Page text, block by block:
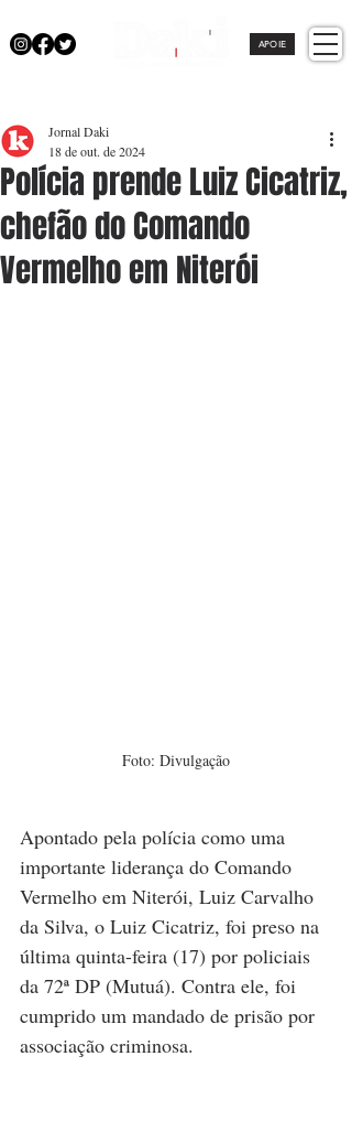
APOIE
Polícia prende Luiz Cicatriz,
chefão do Comando
Vermelho em Niterói
Jornal Daki
18 de out. de 2024
Foto: Divulgação
Apontado pela polícia como uma
importante liderança do Comando
Vermelho em Niterói, Luiz Carvalho
da Silva, o Luiz Cicatriz, foi preso na
última quinta-feira (17) por policiais
da 72ª DP (Mutuá). Contra ele, foi
cumprido um mandado de prisão por
associação criminosa.